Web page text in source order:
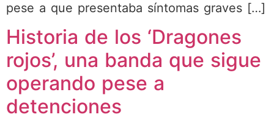
pese a que presentaba síntomas graves […]
Historia de los ‘Dragones
rojos’, una banda que sigue
operando pese a
detenciones